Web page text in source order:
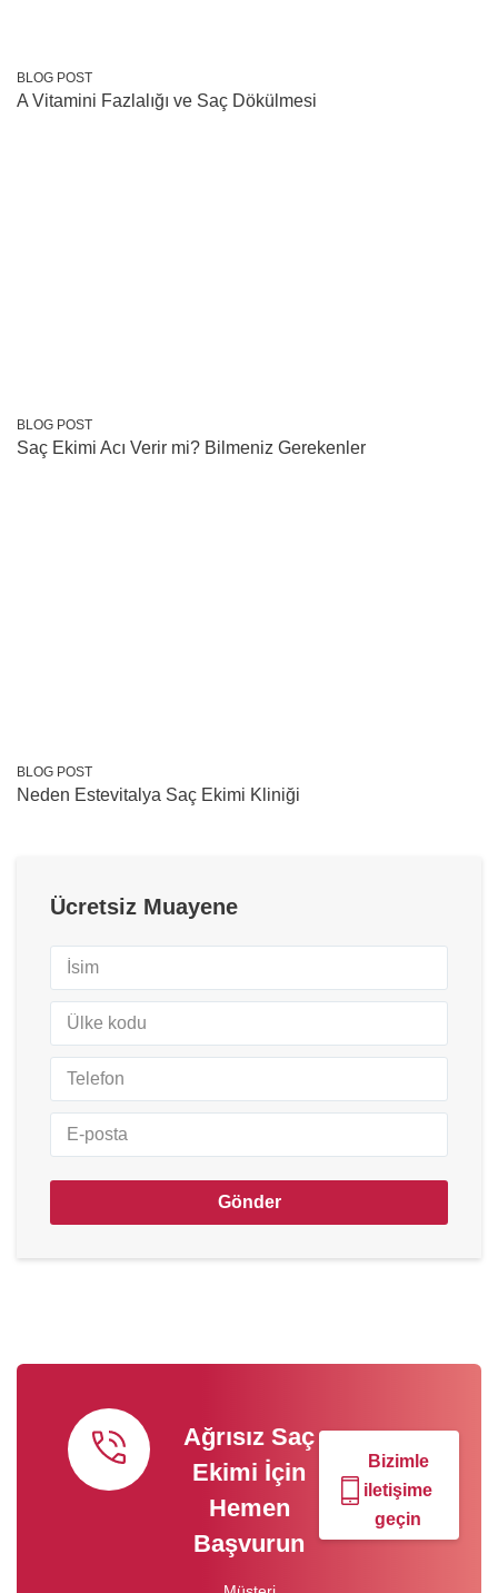
BLOG POST
A Vitamini Fazlalığı ve Saç Dökülmesi
BLOG POST
Saç Ekimi Acı Verir mi? Bilmeniz Gerekenler
BLOG POST
Neden Estevitalya Saç Ekimi Kliniği
Ücretsiz Muayene
Gönder
Ağrısız Saç
Ekimi İçin
Hemen
Başvurun
Bizimle
iletişime
geçin